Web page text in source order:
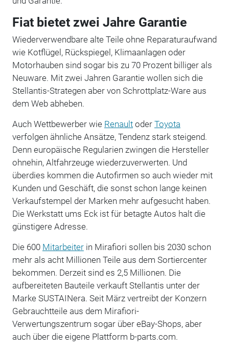
Fiat bietet zwei Jahre Garantie
Wiederverwendbare alte Teile ohne Reparaturaufwand
wie Kotflügel, Rückspiegel, Klimaanlagen oder
Motorhauben sind sogar bis zu 70 Prozent billiger als
Neuware. Mit zwei Jahren Garantie wollen sich die
Stellantis-Strategen aber von Schrottplatz-Ware aus
dem Web abheben.
Auch Wettbewerber wie Renaultoder Toyota
verfolgen ähnliche Ansätze, Tendenz stark steigend.
Denn europäische Regularien zwingen die Hersteller
ohnehin, Altfahrzeuge wiederzuverwerten. Und
überdies kommen die Autofirmen so auch wieder mit
Kunden und Geschäft, die sonst schon lange keinen
Verkaufstempel der Marken mehr aufgesucht haben.
Die Werkstatt ums Eck ist für betagte Autos halt die
günstigere Adresse.
Die 600 Mitarbeiterin Mirafiori sollen bis 2030 schon
mehr als acht Millionen Teile aus dem Sortiercenter
bekommen. Derzeit sind es 2,5 Millionen. Die
aufbereiteten Bauteile verkauft Stellantis unter der
Marke SUSTAINera. Seit März vertreibt der Konzern
Gebrauchtteile aus dem Mirafiori-
Verwertungszentrum sogar über eBay-Shops, aber
auch über die eigene Plattform b-parts.com.